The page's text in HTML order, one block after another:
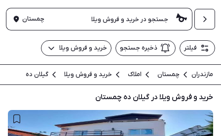
چمستان
فیلتر ذخیره جستجو خرید و فروش ویلا
مازندران چمستان املاک خرید و فروش ویلا گیلان ده
خرید و فروش ویلا در گیلان ده چمستان